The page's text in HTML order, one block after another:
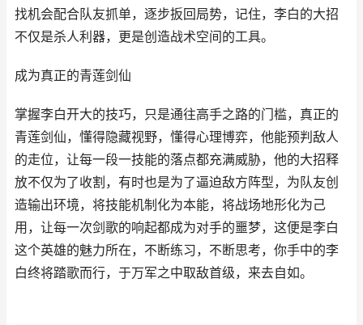
找机会配合队友抓单，逐步扳回局势，记住，李白的大招
不仅是杀人利器，更是创造战术空间的工具。
成为真正的青莲剑仙
掌握李白开大的技巧，只是通往高手之路的门槛，真正的
青莲剑仙，懂得隐藏视野，懂得心理博弈，他能预判敌人
的走位，让每一段一技能的落点都充满威胁，他的大招释
放不仅为了收割，有时也是为了逼迫敌方阵型，为队友创
造输出环境，将技能机制化为本能，将战场地形化为己
用，让每一次剑歌的响起都成为对手的噩梦，这便是李白
这个英雄的魅力所在，不断练习，不断思考，你手中的李
白终将踏歌而行，于万军之中取敌首级，来去自如。